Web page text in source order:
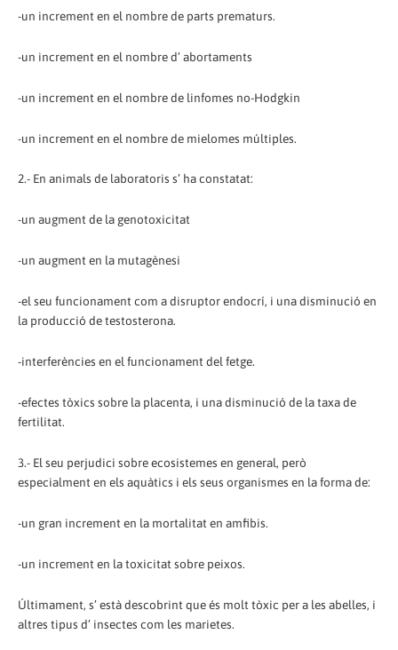
-un increment en el nombre de parts prematurs.
-un increment en el nombre d’ abortaments
-un increment en el nombre de linfomes no-Hodgkin
-un increment en el nombre de mielomes múltiples.
2.- En animals de laboratoris s’ ha constatat:
-un augment de la genotoxicitat
-un augment en la mutagènesi
-el seu funcionament com a disruptor endocrí, i una disminució en
la producció de testosterona.
-interferències en el funcionament del fetge.
-efectes tòxics sobre la placenta, i una disminució de la taxa de
fertilitat.
3.- El seu perjudici sobre ecosistemes en general, però
especialment en els aquàtics i els seus organismes en la forma de:
-un gran increment en la mortalitat en amfibis.
-un increment en la toxicitat sobre peixos.
Últimament, s’ està descobrint que és molt tòxic per a les abelles, i
altres tipus d’ insectes com les marietes.